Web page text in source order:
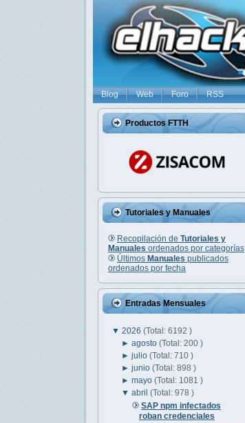
Blog Web Foro RSS
Productos FTTH
Tutoriales y Manuales
Recopilación de Tutoriales y
Manuales ordenados por categorías
Últimos Manuales publicados
ordenados por fecha
Entradas Mensuales
▼ 2026 (Total: 6192 )
►agosto(Total: 200 )
►julio(Total: 710 )
►junio(Total: 898 )
►mayo(Total: 1081 )
▼abril(Total: 978 )
SAP npm infectados
roban credenciales